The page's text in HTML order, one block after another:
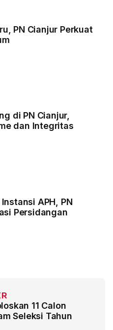
PN Cianjur Perkuat
di PN Cianjur,
dan Integritas
APH, PN
Persidangan
11 Calon
Seleksi Tahun